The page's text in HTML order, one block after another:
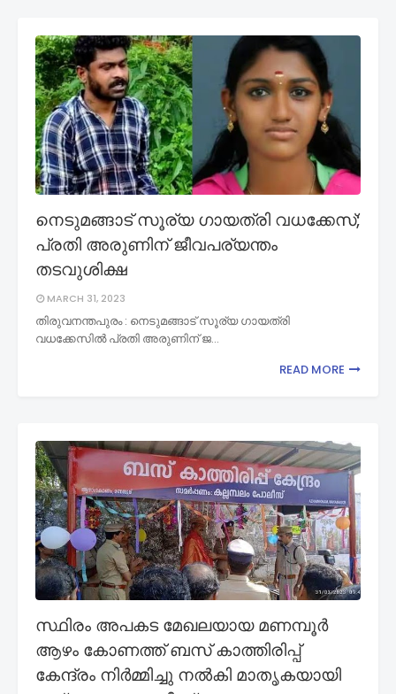
നെടുമങ്ങാട് സൂര്യ ഗായത്രി വധക്കേസ്;
പ്രതി അരുണിന് ജീവപര്യന്തം
തടവുശിക്ഷ
MARCH 31, 2023
തിരുവനന്തപുരം : നെടുമങ്ങാട് സൂര്യ ഗായത്രി
വധക്കേസിൽ പ്രതി അരുണിന് ജ…
READ MORE
സ്ഥിരം അപകട മേഖലയായ മണമ്പൂർ
ആഴം കോണത്ത് ബസ് കാത്തിരിപ്പ്
കേന്ദ്രം നിർമ്മിച്ചു നൽകി മാതൃകയായി